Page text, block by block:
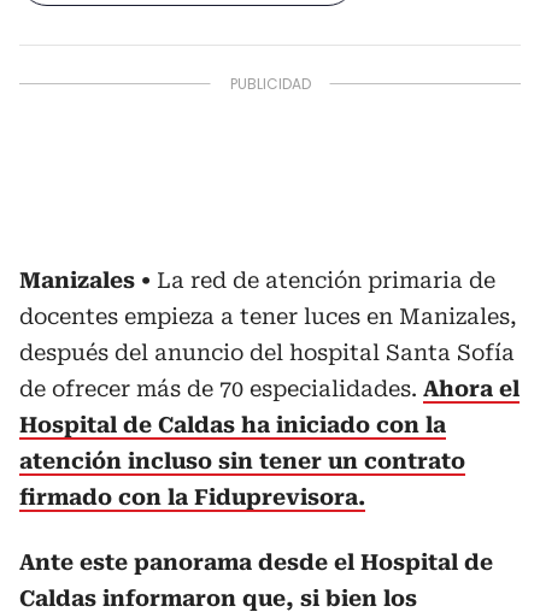
Manizales
La red de atención primaria de
docentes empieza a tener luces en Manizales,
después del anuncio del hospital Santa Sofía
de ofrecer más de 70 especialidades. Ahora el
Hospital de Caldas ha iniciado con la
atención incluso sin tener un contrato
firmado con la Fiduprevisora.
Ante este panorama desde el Hospital de
Caldas informaron que, si bien los